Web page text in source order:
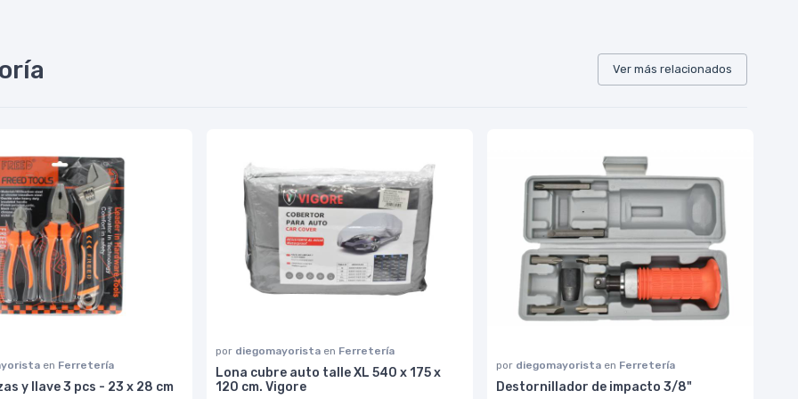
Ver más relacionados
en Ferretería
y llave 3 pcs - 23 x 28 cm
por diegomayorista en Ferretería
Lona cubre auto talle XL 540 x 175 x
120 cm. Vigore
por diegomayorista en Ferretería
Destornillador de impacto 3/8"